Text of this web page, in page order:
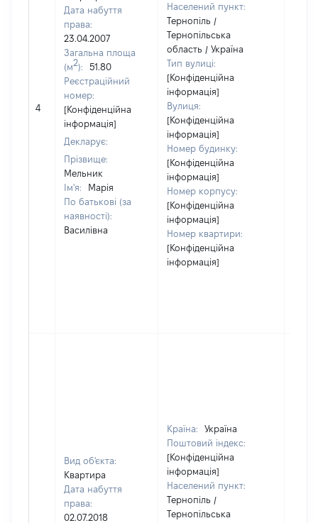
4
Дата набуття
права:
23.04.2007
Загальна площа
(м2):
51.80
Реєстраційний
номер:
[Конфіденційна
інформація]
Декларує:
Прізвище:
Мельник
Ім'я:
Марія
По батькові (за
наявності):
Василівна
Населений пункт:
Тернопіль /
Тернопільська
область / Україна
Тип вулиці:
[Конфіденційна
інформація]
Вулиця:
[Конфіденційна
інформація]
Номер будинку:
[Конфіденційна
інформація]
Номер корпусу:
[Конфіденційна
інформація]
Номер квартири:
[Конфіденційна
інформація]
Вид об'єкта:
Квартира
Дата набуття
права:
02.07.2018
Країна:
Україна
Поштовий індекс:
[Конфіденційна
інформація]
Населений пункт:
Тернопіль /
Тернопільська